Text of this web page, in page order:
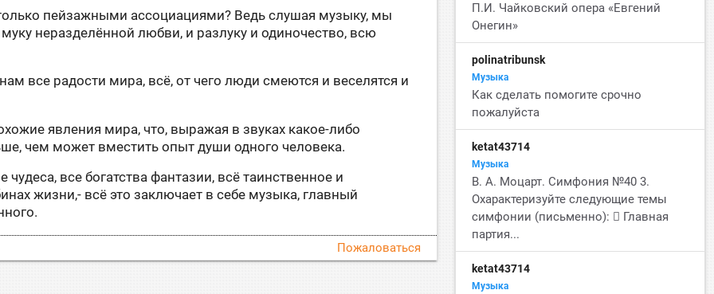
пейзажными ассоциациями? Ведь слушая музыку, мы
неразделённой любви, и разлуку и одиночество, всю
все радости мира, всё, от чего люди смеются и веселятся и
явления мира, что, выражая в звуках какое-либо
чем может вместить опыт души одного человека.
все богатства фантазии, всё таинственное и
жизни,- всё это заключает в себе музыка, главный
Пожаловаться
П.И. Чайковский опера «Евгений
Онегин»​​​​​​​
polinatribunsk
Музыка
Как сделать помогите срочно
пожалуйста
ketat43714
Музыка
В. А. Моцарт. Симфония №40 3.
Охарактеризуйте следующие темы
симфонии (письменно):  Главная
партия...
ketat43714
Музыка